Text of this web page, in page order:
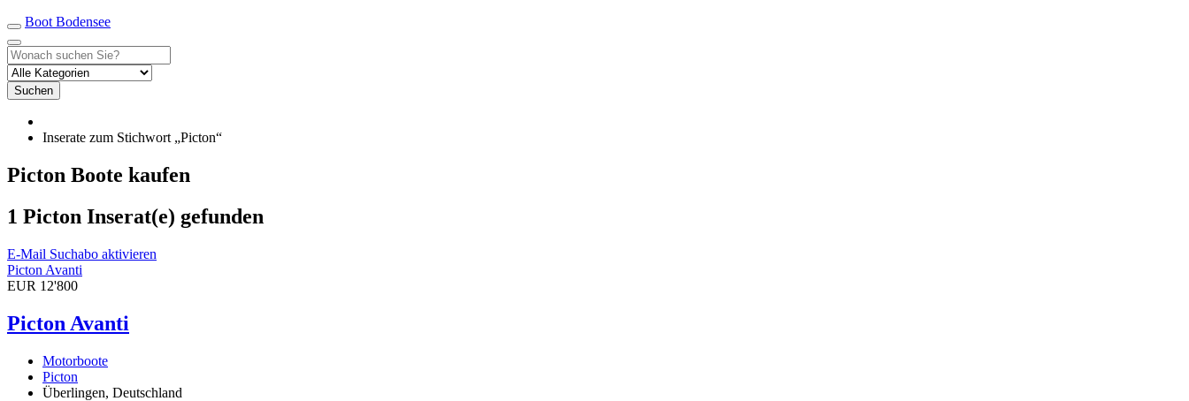
Boot Bodensee
Suchen
Inserate zum Stichwort „Picton“
Picton Boote kaufen
1 Picton Inserat(e) gefunden
E-Mail Suchabo aktivieren
Picton Avanti
EUR 12'800
Picton Avanti
Motorboote
Picton
Überlingen, Deutschland